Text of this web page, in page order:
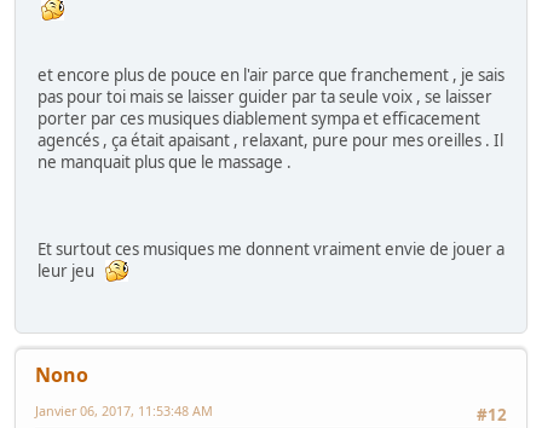
et encore plus de pouce en l'air parce que franchement , je sais
pas pour toi mais se laisser guider par ta seule voix , se laisser
porter par ces musiques diablement sympa et efficacement
agencés , ça était apaisant , relaxant, pure pour mes oreilles . Il
ne manquait plus que le massage .
Et surtout ces musiques me donnent vraiment envie de jouer a
leur jeu
Nono
#12
Janvier 06, 2017, 11:53:48 AM